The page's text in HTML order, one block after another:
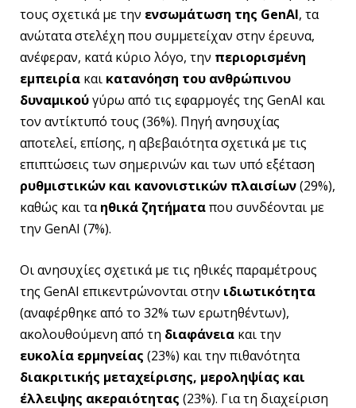
τους σχετικά με την ενσωμάτωση της GenAI, τα
ανώτατα στελέχη που συμμετείχαν στην έρευνα,
ανέφεραν, κατά κύριο λόγο, την περιορισμένη
εμπειρία και κατανόηση του ανθρώπινου
δυναμικούγύρω από τις εφαρμογές της GenAI και
τον αντίκτυπό τους (36%). Πηγή ανησυχίας
αποτελεί, επίσης, η αβεβαιότητα σχετικά με τις
επιπτώσεις των σημερινών και των υπό εξέταση
ρυθμιστικών και κανονιστικών πλαισίων(29%),
καθώς και ταηθικά ζητήματαπου συνδέονται με
την GenAI (7%).
Οι ανησυχίες σχετικά με τις ηθικές παραμέτρους
της GenAI επικεντρώνονται στην ιδιωτικότητα
(αναφέρθηκε από το 32% των ερωτηθέντων),
ακολουθούμενη από τη διαφάνεια και την
ευκολία ερμηνείας (23%) και την πιθανότητα
διακριτικής μεταχείρισης, μεροληψίας και
έλλειψης ακεραιότητας (23%). Για τη διαχείριση